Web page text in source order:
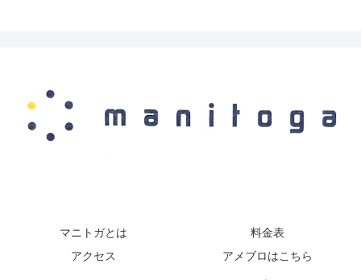
マニトガとは
料金表
アクセス
アメブロはこちら